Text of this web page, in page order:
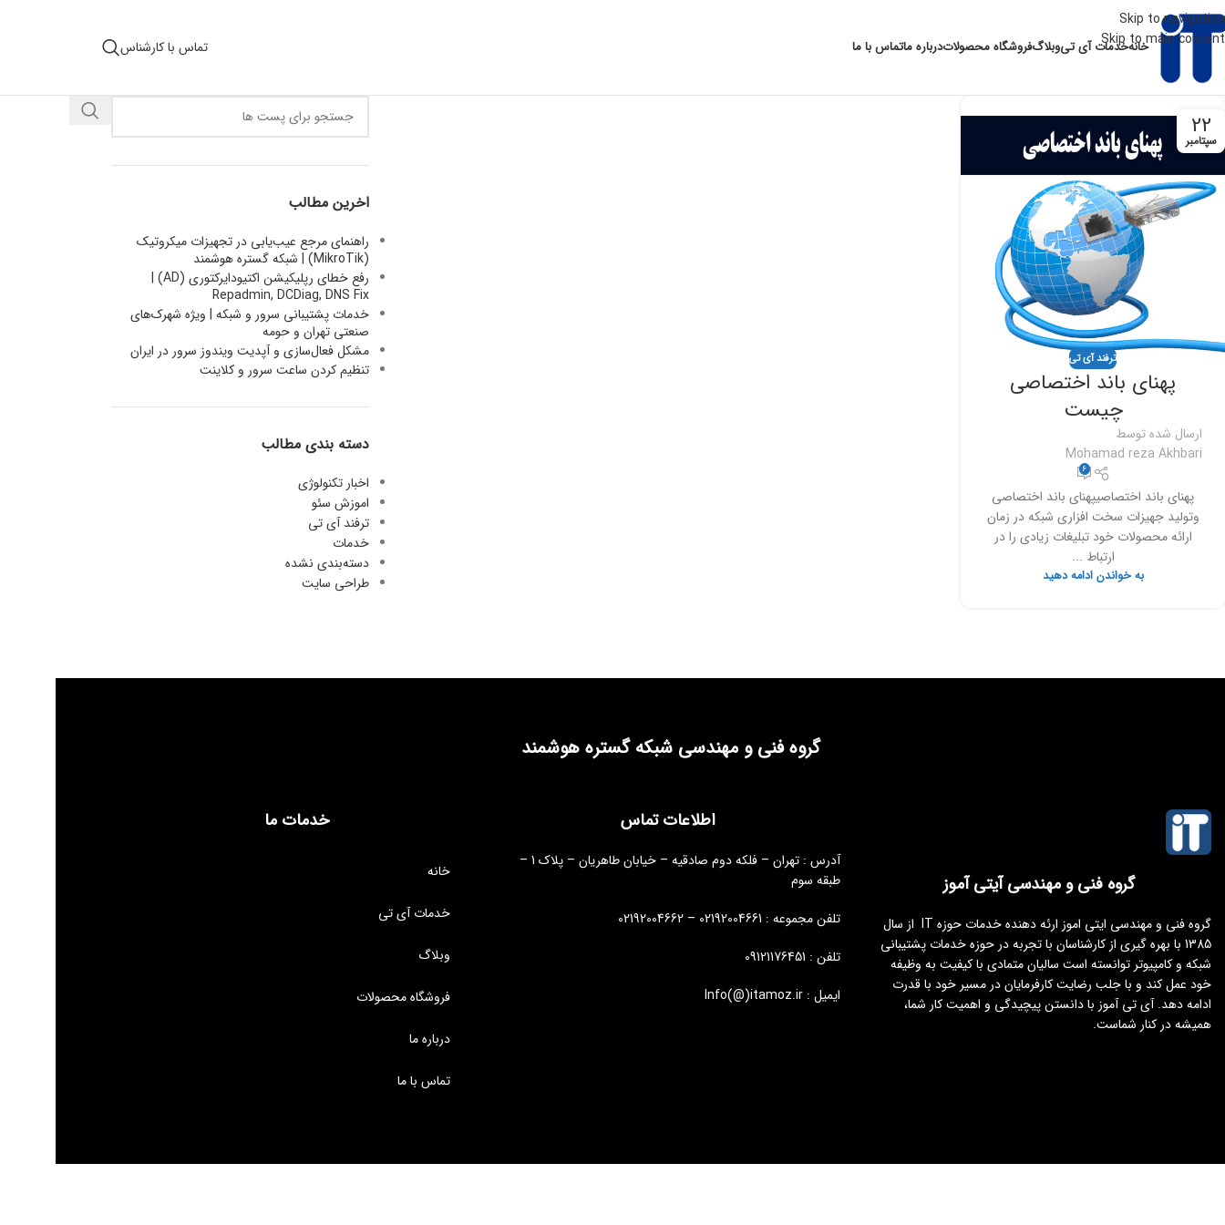
Skip to navigation
Skip to main content
خانهخدمات آی تیوبلاگفروشگاه محصولاتدرباره ماتماس با ما تماس با کارشناس
22
سپتامبر
ترفند آی تی
پهنای باند اختصاصی
چیست
ارسال شده توسط
Mohamad reza Akhbari
6
پهنای باند اختصاصیپهنای باند اختصاصی
وتولید جهیزات سخت افزاری شبکه در زمان
ارائه محصولات خود تبلیغات زیادی را در
ارتباط ...
به خواندن ادامه دهید
اخرین مطالب
راهنمای مرجع عیب‌یابی در تجهیزات میکروتیک
(MikroTik) | شبکه گستره هوشمند
رفع خطای رپلیکیشن اکتیودایرکتوری (AD) |
Repadmin, DCDiag, DNS Fix
خدمات پشتیبانی سرور و شبکه | ویژه شهرک‌های
صنعتی تهران و حومه
مشکل فعال‌سازی و آپدیت ویندوز سرور در ایران
تنظیم کردن ساعت سرور و کلاینت
دسته بندی مطالب
اخبار تکنولوژی
اموزش سئو
ترفند آی تی
خدمات
دسته‌بندی نشده
طراحی سایت
گروه فنی و مهندسی شبکه گستره هوشمند
گروه فنی و مهندسی آیتی آموز
گروه فنی و مهندسی ایتی اموز ارئه دهنده خدمات حوزه IT از سال
1385 با بهره گیری از کارشناسان با تجربه در حوزه خدمات پشتیبانی
شبکه و کامپیوتر توانسته است سالیان متمادی با کیفیت به وظیفه
خود عمل کند و با جلب رضایت کارفرمایان در مسیر خود با قدرت
ادامه دهد. آی تی آموز با دانستن پیچیدگی و اهمیت کار شما،
همیشه در کنار شماست.
اطلاعات تماس
آدرس : تهران – فلکه دوم صادقیه – خیابان طاهریان – پلاک 1 –
طبقه سوم
تلفن مجموعه : 02192004661 – 02192004662
تلفن : 09121176451
ایمیل : Info(@)itamoz.ir
خدمات ما
خانه
خدمات آی تی
وبلاگ
فروشگاه محصولات
درباره ما
تماس با ما